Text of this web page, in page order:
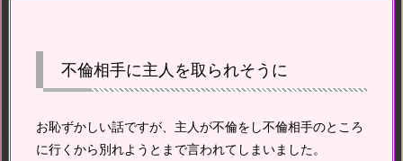
不倫相手に主人を取られそうに
お恥ずかしい話ですが、主人が不倫をし不倫相手のところ
に行くから別れようとまで言われてしまいました。